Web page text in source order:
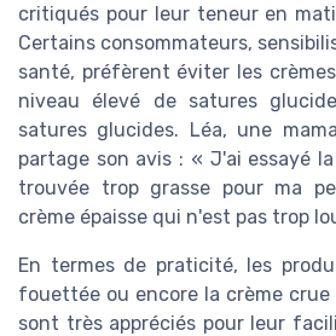
critiqués pour leur teneur en
Certains consommateurs,
santé, préfèrent éviter les
niveau élevé de satures
satures glucides. Léa, une
partage son avis : « J'ai essayé
trouvée trop grasse pour ma
crème épaisse qui n'est pas trop
En termes de praticité, les
fouettée ou encore la crème crue
sont très appréciés pour leur